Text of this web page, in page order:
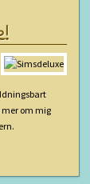
mer om mig